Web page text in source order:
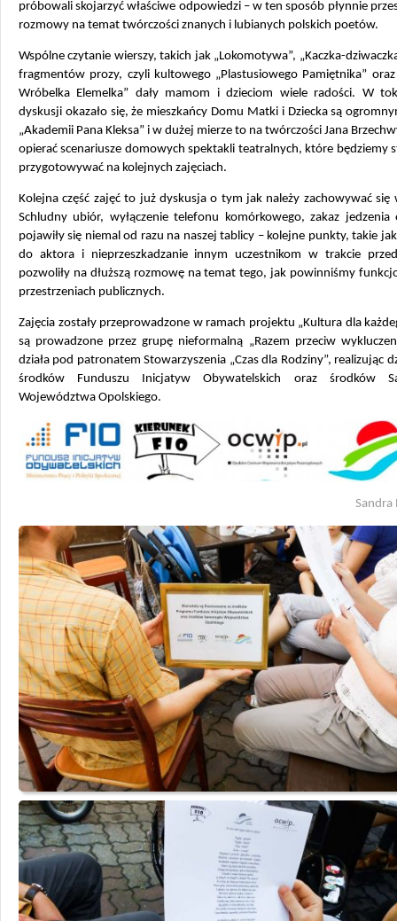
próbowali skojarzyć właściwe odpowiedzi – w ten sposób płynnie
rozmowy na temat twórczości znanych i lubianych polskich poetów.
Wspólne czytanie wierszy, takich jak „Lokomotywa”, „Kaczka-
fragmentów prozy, czyli kultowego „Plastusiowego Pamiętnika” oraz
Wróbelka Elemelka” dały mamom i dzieciom wiele radości. W
dyskusji okazało się, że mieszkańcy Domu Matki i Dziecka są
„Akademii Pana Kleksa” i w dużej mierze to na twórczości Jana
opierać scenariusze domowych spektakli teatralnych, które będziemy
przygotowywać na kolejnych zajęciach.
Kolejna część zajęć to już dyskusja o tym jak należy zachowywać się
Schludny ubiór, wyłączenie telefonu komórkowego, zakaz jedzenia
pojawiły się niemal od razu na naszej tablicy – kolejne punkty, takie
do aktora i nieprzeszkadzanie innym uczestnikom w trakcie
pozwoliły na dłuższą rozmowę na temat tego, jak powinniśmy
przestrzeniach publicznych.
Zajęcia zostały przeprowadzone w ramach projektu „Kultura dla
są prowadzone przez grupę nieformalną „Razem przeciw
działa pod patronatem Stowarzyszenia „Czas dla Rodziny”, realizując
środków Funduszu Inicjatyw Obywatelskich oraz środków
Województwa Opolskiego.
Sandra